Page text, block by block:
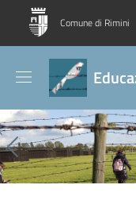
Salta al contenuto
Skip to footer content
Comune di Rimini
Previous